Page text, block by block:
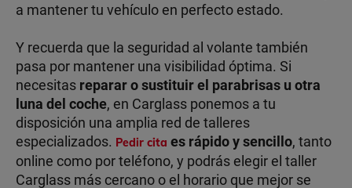
a mantener tu vehículo en perfecto estado.
Y recuerda que la seguridad al volante también
pasa por mantener una visibilidad óptima. Si
necesitas reparar o sustituir el parabrisas u otra
luna del coche, en Carglass ponemos a tu
disposición una amplia red de talleres
especializados. Pedir cita es rápido y sencillo, tanto
online como por teléfono, y podrás elegir el taller
Carglass más cercano o el horario que mejor se